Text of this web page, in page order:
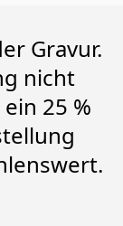
Gravur.
nicht
25 %